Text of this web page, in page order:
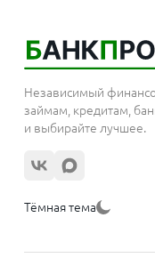
Электросталь
Домодедово
Подольск
Мытищи
Независимый
займам, кредитам,
и выбирайте лучшее.
Тёмная тема